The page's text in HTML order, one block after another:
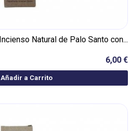
Incienso Natural de Palo Santo con...
6,00 €
Añadir a Carrito